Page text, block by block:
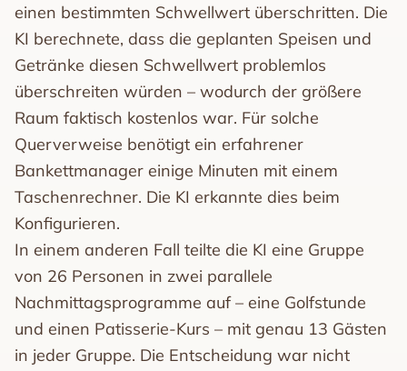
einen bestimmten Schwellwert überschritten. Die
KI berechnete, dass die geplanten Speisen und
Getränke diesen Schwellwert problemlos
überschreiten würden – wodurch der größere
Raum faktisch kostenlos war. Für solche
Querverweise benötigt ein erfahrener
Bankettmanager einige Minuten mit einem
Taschenrechner. Die KI erkannte dies beim
Konfigurieren.
In einem anderen Fall teilte die KI eine Gruppe
von 26 Personen in zwei parallele
Nachmittagsprogramme auf – eine Golfstunde
und einen Patisserie-Kurs – mit genau 13 Gästen
in jeder Gruppe. Die Entscheidung war nicht